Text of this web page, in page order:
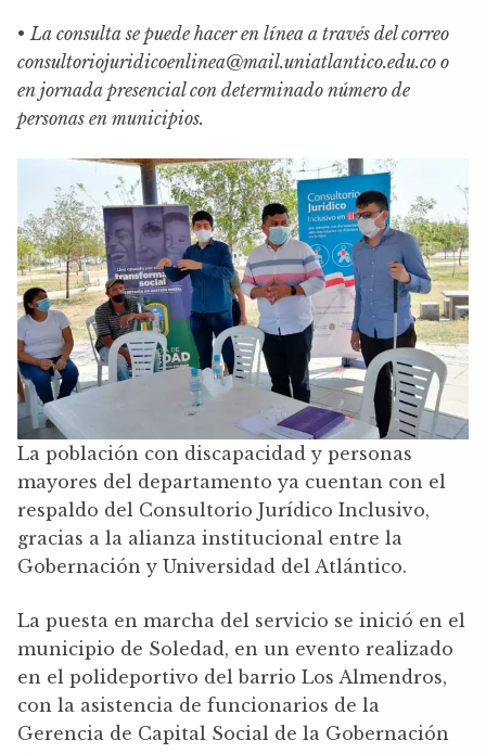
• La consulta se puede hacer en línea a través del correo
consultoriojuridicoenlinea@mail.uniatlantico.edu.co o
en jornada presencial con determinado número de
personas en municipios.
La población con discapacidad y personas
mayores del departamento ya cuentan con el
respaldo del Consultorio Jurídico Inclusivo,
gracias a la alianza institucional entre la
Gobernación y Universidad del Atlántico.
La puesta en marcha del servicio se inició en el
municipio de Soledad, en un evento realizado
en el polideportivo del barrio Los Almendros,
con la asistencia de funcionarios de la
Gerencia de Capital Social de la Gobernación